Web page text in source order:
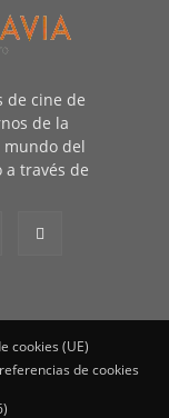
de cine de
de la
mundo del
a través de
cookies (UE)
de cookies